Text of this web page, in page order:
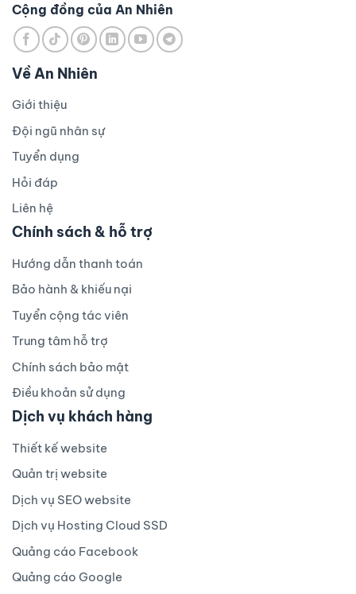
Cộng đồng của An Nhiên
Về An Nhiên
Giới thiệu
Đội ngũ nhân sự
Tuyển dụng
Hỏi đáp
Liên hệ
Chính sách & hỗ trợ
Hướng dẫn thanh toán
Bảo hành & khiếu nại
Tuyển cộng tác viên
Trung tâm hỗ trợ
Chính sách bảo mật
Điều khoản sử dụng
Dịch vụ khách hàng
Thiết kế website
Quản trị website
Dịch vụ SEO website
Dịch vụ Hosting Cloud SSD
Quảng cáo Facebook
Quảng cáo Google